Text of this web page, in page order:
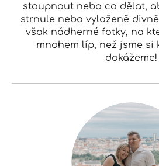
stoupnout nebo co dělat,
strnule nebo vyloženě
však nádherné fotky, na
mnohem líp, než jsme si
dokážeme!